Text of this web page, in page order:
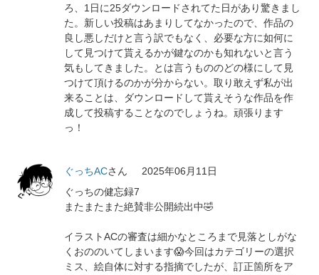
ろ、1日に25ダウンロードされてた日があり驚きまし
た。新しい投稿はあまりしてなかったので、作品の
良し悪しだけと言う訳でもなく、必要な方に如何に
して見つけて貰えるかが鍵なのかも知れないと言う
気もしてきました。とは言うもののどの様にして見
つけて頂けるのかが分からない。取り敢えず私が出
来ることは、ダウンロードして貰えそうな作品を作
成して投稿することなのでしょうね。頑張ります
っ！
ぐっちACさん
2025年06月11日
ぐっちの健忘録7
またまたまた絶賛非公開続出中🤣
イラストACの審査は細かなところまで見落としがな
くおののいてしまいます😱今回はカテゴリーの選択
ミス、絵自体に対する指摘でしたが、訂正箇所をア